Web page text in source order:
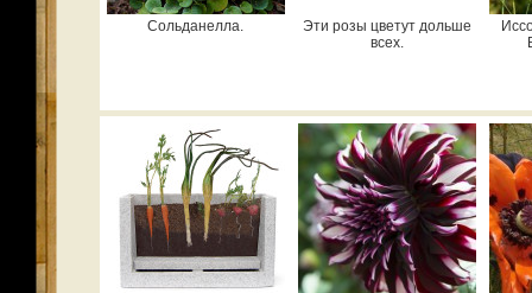
Сольданелла.
Эти розы цветут дольше
всех.